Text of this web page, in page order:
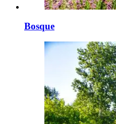
Bosque